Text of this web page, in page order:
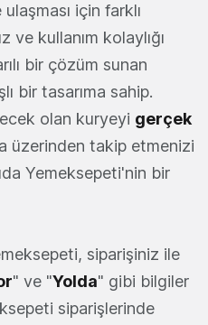
için farklı
ve kullanım kolaylığı
bir çözüm sunan
bir tasarıma sahip.
olan kuryeyi gerçek
üzerinden takip etmenizi
Yemeksepeti'nin bir
siparişiniz ile
" ve "Yolda" gibi bilgiler
siparişlerinde